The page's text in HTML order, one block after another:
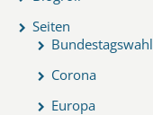
Seiten
Bundestagswahl
Corona
Europa